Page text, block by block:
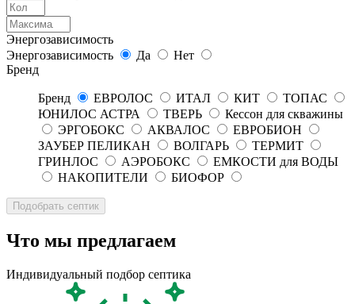
Энергозависимость
Энергозависимость
Да
Нет
Бренд
Бренд ЕВРОЛОС ИТАЛ КИТ
ТОПАС
ЮНИЛОС АСТРА
ТВЕРЬ
Кессон для скважины
ЭРГОБОКС
АКВАЛОС
ЕВРОБИОН
ЗАУБЕР ПЕЛИКАН
ВОЛГАРЬ
ТЕРМИТ
ГРИНЛОС
АЭРОБОКС
ЕМКОСТИ для ВОДЫ
НАКОПИТЕЛИ
БИОФОР
Что мы предлагаем
Индивидуальный подбор септика